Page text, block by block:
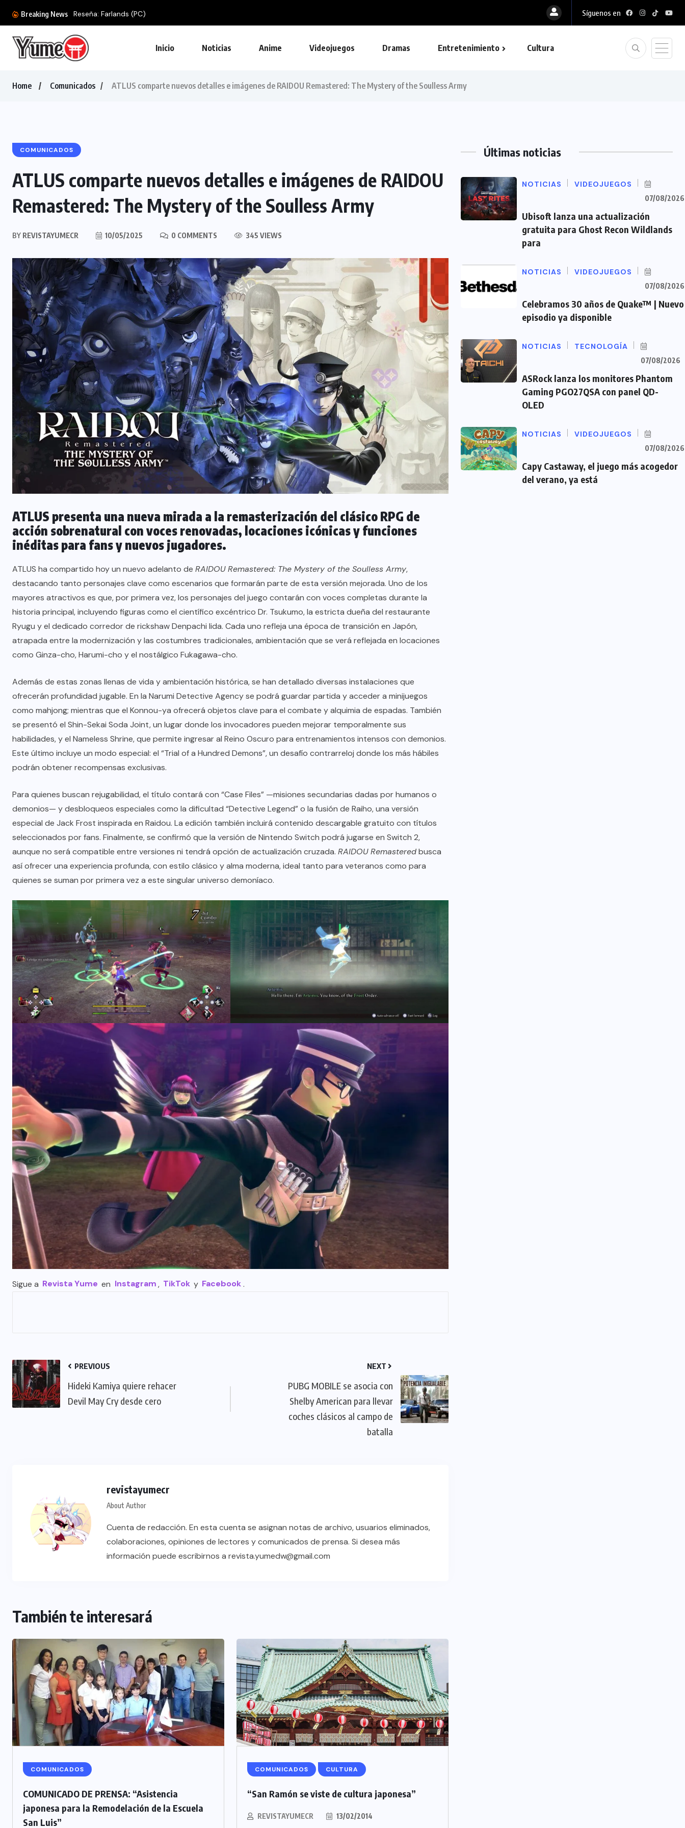
Breaking News Reseña: Farlands (PC) Síguenos en
Inicio Noticias Anime Videojuegos Dramas Entretenimiento Cultura
Home Comunicados ATLUS comparte nuevos detalles e imágenes de RAIDOU Remastered: The Mystery of the Soulless Army
COMUNICADOS
ATLUS comparte nuevos detalles e imágenes de RAIDOU
Remastered: The Mystery of the Soulless Army
BY REVISTAYUMECR 10/05/2025 0 COMMENTS 345 VIEWS
ATLUS presenta una nueva mirada a la remasterización del clásico RPG de
acción sobrenatural con voces renovadas, locaciones icónicas y funciones
inéditas para fans y nuevos jugadores.
ATLUS ha compartido hoy un nuevo adelanto de RAIDOU Remastered: The Mystery of the Soulless Army,
destacando tanto personajes clave como escenarios que formarán parte de esta versión mejorada. Uno de los
mayores atractivos es que, por primera vez, los personajes del juego contarán con voces completas durante la
historia principal, incluyendo figuras como el científico excéntrico Dr. Tsukumo, la estricta dueña del restaurante
Ryugu y el dedicado corredor de rickshaw Denpachi Iida. Cada uno refleja una época de transición en Japón,
atrapada entre la modernización y las costumbres tradicionales, ambientación que se verá reflejada en locaciones
como Ginza-cho, Harumi-cho y el nostálgico Fukagawa-cho.
Además de estas zonas llenas de vida y ambientación histórica, se han detallado diversas instalaciones que
ofrecerán profundidad jugable. En la Narumi Detective Agency se podrá guardar partida y acceder a minijuegos
como mahjong; mientras que el Konnou-ya ofrecerá objetos clave para el combate y alquimia de espadas. También
se presentó el Shin-Sekai Soda Joint, un lugar donde los invocadores pueden mejorar temporalmente sus
habilidades, y el Nameless Shrine, que permite ingresar al Reino Oscuro para entrenamientos intensos con demonios.
Este último incluye un modo especial: el “Trial of a Hundred Demons”, un desafío contrarreloj donde los más hábiles
podrán obtener recompensas exclusivas.
Para quienes buscan rejugabilidad, el título contará con “Case Files” —misiones secundarias dadas por humanos o
demonios— y desbloqueos especiales como la dificultad “Detective Legend” o la fusión de Raiho, una versión
especial de Jack Frost inspirada en Raidou. La edición también incluirá contenido descargable gratuito con títulos
seleccionados por fans. Finalmente, se confirmó que la versión de Nintendo Switch podrá jugarse en Switch 2,
aunque no será compatible entre versiones ni tendrá opción de actualización cruzada. RAIDOU Remasteredbusca
así ofrecer una experiencia profunda, con estilo clásico y alma moderna, ideal tanto para veteranos como para
quienes se suman por primera vez a este singular universo demoníaco.
Sigue a Revista Yume en Instagram, TikTok y Facebook.
PREVIOUS
Hideki Kamiya quiere rehacer
Devil May Cry desde cero
NEXT
PUBG MOBILE se asocia con
Shelby American para llevar
coches clásicos al campo de
batalla
revistayumecr
About Author
Cuenta de redacción. En esta cuenta se asignan notas de archivo, usuarios eliminados,
colaboraciones, opiniones de lectores y comunicados de prensa. Si desea más
información puede escribirnos a revista.yumedw@gmail.com
También te interesará
COMUNICADOS
COMUNICADO DE PRENSA: “Asistencia
japonesa para la Remodelación de la Escuela
San Luis”
COMUNICADOS CULTURA
“San Ramón se viste de cultura japonesa”
REVISTAYUMECR 13/02/2014
Últimas noticias
NOTICIAS VIDEOJUEGOS
07/08/2026
Ubisoft lanza una actualización
gratuita para Ghost Recon Wildlands
para
NOTICIAS VIDEOJUEGOS
07/08/2026
Celebramos 30 años de Quake™ | Nuevo
episodio ya disponible
NOTICIAS TECNOLOGÍA
07/08/2026
ASRock lanza los monitores Phantom
Gaming PGO27QSA con panel QD-
OLED
NOTICIAS VIDEOJUEGOS
07/08/2026
Capy Castaway, el juego más acogedor
del verano, ya está